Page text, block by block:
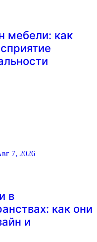
мебели: как
7, 2026
в
как они
и